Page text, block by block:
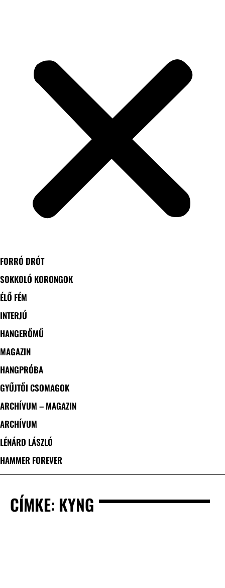
FORRÓ DRÓT
SOKKOLÓ KORONGOK
ÉLŐ FÉM
INTERJÚ
HANGERŐMŰ
MAGAZIN
HANGPRÓBA
GYŰJTŐI CSOMAGOK
ARCHÍVUM – MAGAZIN
ARCHÍVUM
LÉNÁRD LÁSZLÓ
HAMMER FOREVER
CÍMKE: KYNG